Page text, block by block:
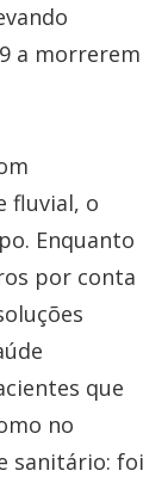
a morrerem
fluvial, o
Enquanto
por conta
que
no
sanitário: foi